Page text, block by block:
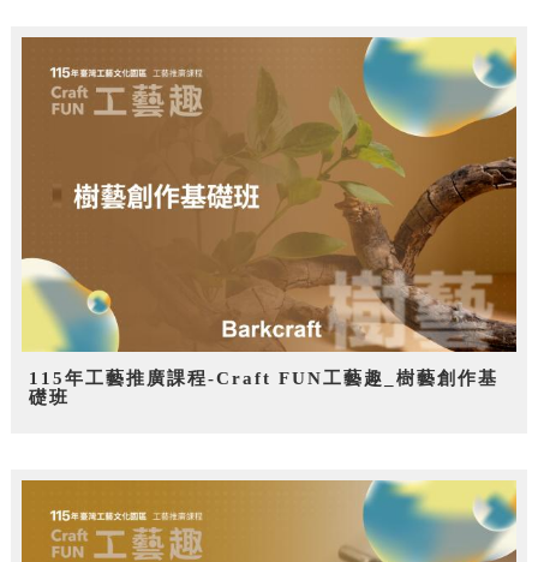
115年工藝推廣課程-Craft FUN工藝趣_樹藝創作基
礎班